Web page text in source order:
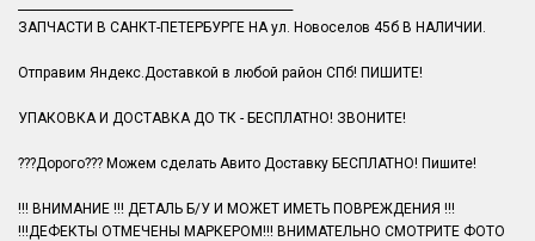
ЗАПЧАСТИ В САНКТ-ПЕТЕРБУРГЕ НА ул. Новоселов 45б В НАЛИЧИИ.
Отправим Яндекс.Доставкой в любой район СПб! ПИШИТЕ!
УПАКОВКА И ДОСТАВКА ДО ТК - БЕСПЛАТНО! ЗВОНИТЕ!
???Дорого??? Можем сделать Авито Доставку БЕСПЛАТНО! Пишите!
!!! ВНИМАНИЕ !!! ДЕТАЛЬ Б/У И МОЖЕТ ИМЕТЬ ПОВРЕЖДЕНИЯ !!!
!!!ДЕФЕКТЫ ОТМЕЧЕНЫ МАРКЕРОМ!!! ВНИМАТЕЛЬНО СМОТРИТЕ ФОТО